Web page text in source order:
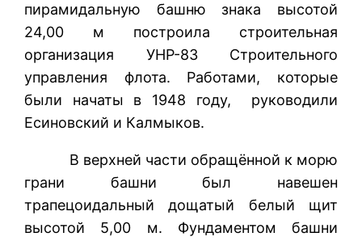
пирамидальную башню знака высотой
24,00 м построила строительная
организация УНР-83 Строительного
управления флота. Работами, которые
были начаты в 1948 году, руководили
Есиновский и Калмыков.
В верхней части обращённой к морю
грани башни был навешен
трапецоидальный дощатый белый щит
высотой 5,00 м. Фундаментом башни